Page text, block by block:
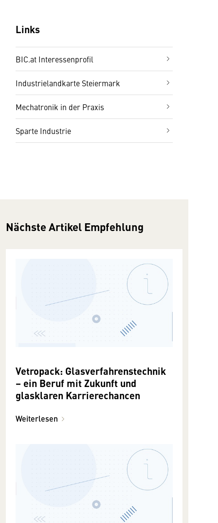
Links
BIC.at Interessenprofil
Industrielandkarte Steiermark
Mechatronik in der Praxis
Sparte Industrie
Nächste Artikel Empfehlung
Vetropack: Glasverfahrenstechnik
– ein Beruf mit Zukunft und
glasklaren Karrierechancen
Weiterlesen